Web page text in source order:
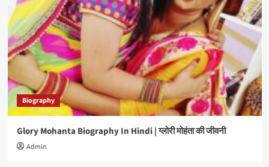
Biography
Glory Mohanta Biography In Hindi | ग्लोरी मोहंता की जीवनी
Admin